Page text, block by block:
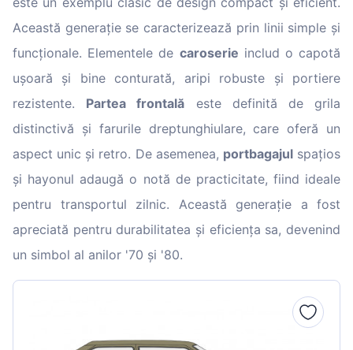
Această generație se caracterizează prin linii simple și
funcționale. Elementele de caroserie includ o capotă
ușoară și bine conturată, aripi robuste și portiere
rezistente. Partea frontală este definită de grila
distinctivă și farurile dreptunghiulare, care oferă un
aspect unic și retro. De asemenea, portbagajulspațios
și hayonul adaugă o notă de practicitate, fiind ideale
pentru transportul zilnic. Această generație a fost
apreciată pentru durabilitatea și eficiența sa, devenind
un simbol al anilor '70 și '80.